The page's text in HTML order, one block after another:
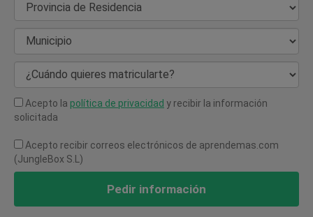
Provincia de Residencia
Municipio
¿Cuándo quieres matricularte?
Acepto la política de privacidad y recibir la información
solicitada
Acepto recibir correos electrónicos de aprendemas.com
(JungleBox S.L)
Pedir información